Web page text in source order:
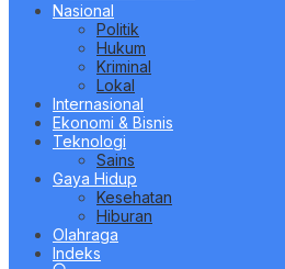
Nasional
Politik
Hukum
Kriminal
Lokal
Internasional
Ekonomi & Bisnis
Teknologi
Sains
Gaya Hidup
Kesehatan
Hiburan
Olahraga
Indeks